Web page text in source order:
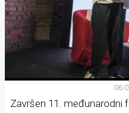
Završen 11. međunarodni